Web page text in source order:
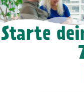
Starte